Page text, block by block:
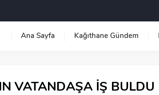
Ana Sayfa Kağıthane Gündem
VATANDAŞA İŞ BULDU